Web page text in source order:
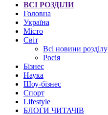
ВСІ РОЗДІЛИ
Головна
Україна
Місто
Світ
Всі новини розділу
Росія
Бізнес
Наука
Шоу-бізнес
Спорт
Lifestyle
БЛОГИ ЧИТАЧІВ